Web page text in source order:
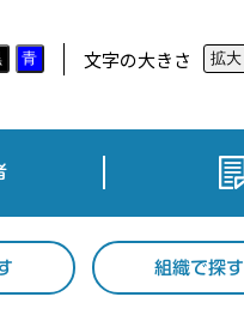
青 文字の大きさ 拡大
組織で探す